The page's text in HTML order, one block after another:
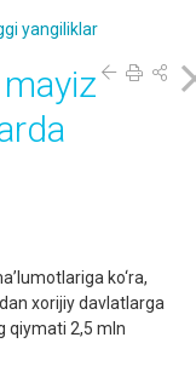
yangiliklar
mayiz
ko‘ra,
xorijiy davlatlarga
qiymati 2,5 mln